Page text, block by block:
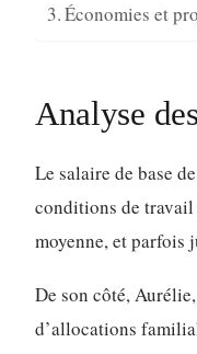
Économies et
Analyse
Le salaire de base
conditions de travail
moyenne, et parfois
De son côté,
d’allocations